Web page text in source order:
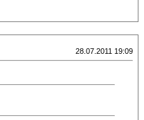
28.07.2011 19:09